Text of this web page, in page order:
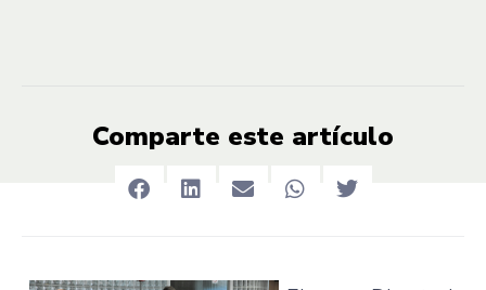
Comparte este artículo